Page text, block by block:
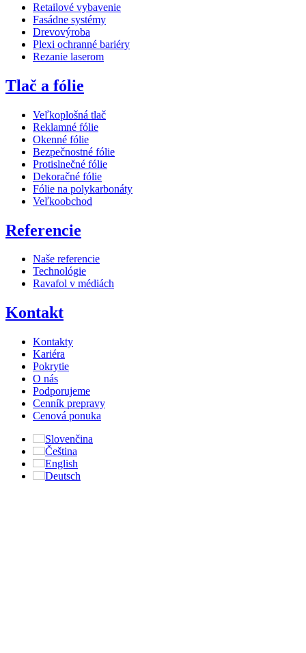
Retailové vybavenie
Fasádne systémy
Drevovýroba
Plexi ochranné bariéry
Rezanie laserom
Tlač a fólie
Veľkoplošná tlač
Reklamné fólie
Okenné fólie
Bezpečnostné fólie
Protislnečné fólie
Dekoračné fólie
Fólie na polykarbonáty
Veľkoobchod
Referencie
Naše referencie
Technológie
Ravafol v médiách
Kontakt
Kontakty
Kariéra
Pokrytie
O nás
Podporujeme
Cenník prepravy
Cenová ponuka
Slovenčina
Čeština
English
Deutsch